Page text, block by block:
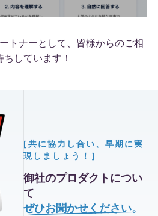
トナーとして、皆様からのご相
ちしています！
[共に協力し合い、早期に実
現しましょう！]
御社のプロダクトについ
て
ぜひお聞かせください。